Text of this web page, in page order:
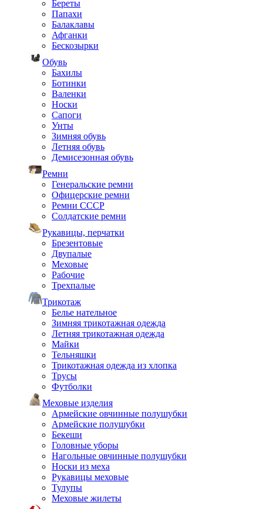
Береты
Папахи
Балаклавы
Афганки
Бескозырки
Обувь
Бахилы
Ботинки
Валенки
Носки
Сапоги
Унты
Зимняя обувь
Летняя обувь
Демисезонная обувь
Ремни
Генеральские ремни
Офицерские ремни
Ремни СССР
Солдатские ремни
Рукавицы, перчатки
Брезентовые
Двупалые
Меховые
Рабочие
Трехпалые
Трикотаж
Белье нательное
Зимняя трикотажная одежда
Летняя трикотажная одежда
Майки
Тельняшки
Трикотажная одежда из хлопка
Трусы
Футболки
Меховые изделия
Армейские овчинные полушубки
Армейские полушубки
Бекеши
Головные уборы
Нагольные овчинные полушубки
Носки из меха
Рукавицы меховые
Тулупы
Меховые жилеты